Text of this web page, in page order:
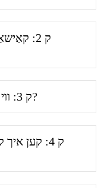
ק 2:
ק 3: ווי צו קלייַבן אַ לופט קאַמפּרעסער?
ק 4: קען